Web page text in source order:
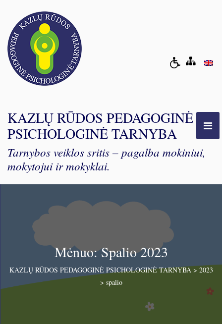
KAZLŲ RŪDOS PEDAGOGINĖ
PSICHOLOGINĖ TARNYBA
Tarnybos veiklos sritis – pagalba mokiniui,
mokytojui ir mokyklai.
Mėnuo: Spalio 2023
KAZLŲ RŪDOS PEDAGOGINĖ PSICHOLOGINĖ TARNYBA> 2023
> spalio